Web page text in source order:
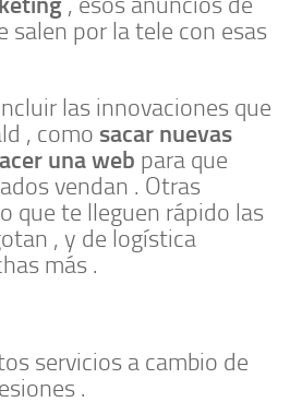
salen por la tele con esas
las innovaciones que
, como sacar nuevas
una web para que
vendan . Otras
que te lleguen rápido las
, y de logística
más .
servicios a cambio de
.